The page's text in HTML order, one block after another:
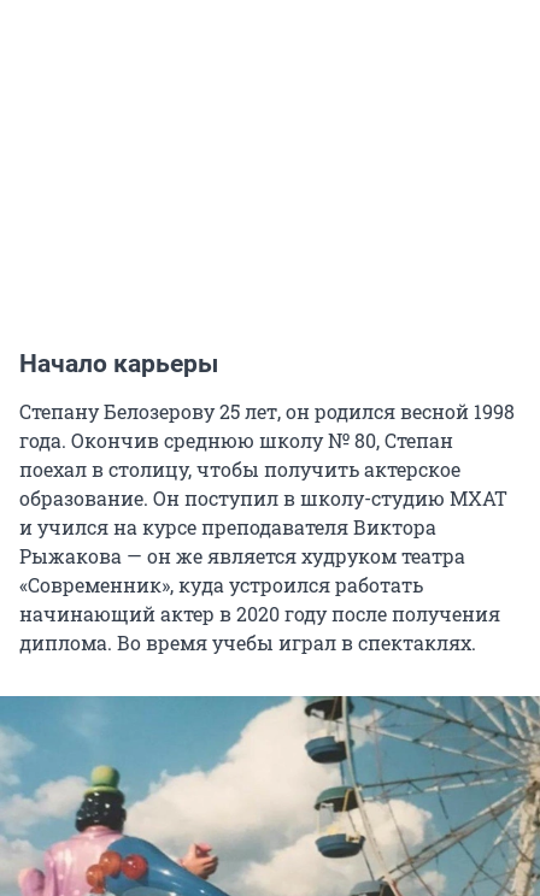
Начало карьеры
Степану Белозерову 25 лет, он родился весной 1998
года. Окончив среднюю школу № 80, Степан
поехал в столицу, чтобы получить актерское
образование. Он поступил в школу-студию МХАТ
и учился на курсе преподавателя Виктора
Рыжакова — он же является худруком театра
«Современник», куда устроился работать
начинающий актер в 2020 году после получения
диплома. Во время учебы играл в спектаклях.